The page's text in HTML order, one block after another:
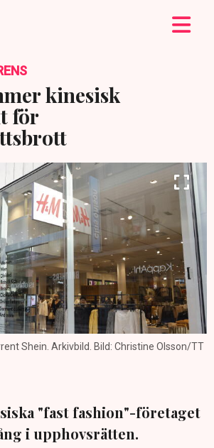
kinesisk
för
Shein. Arkivbild. Bild: Christine Olsson/TT
"fast fashion"-företaget
i upphovsrätten.